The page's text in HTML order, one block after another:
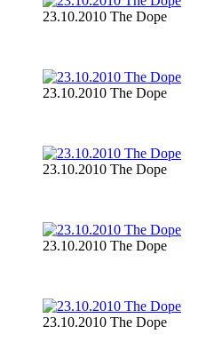
23.10.2010 The Dope
23.10.2010 The Dope
23.10.2010 The Dope
23.10.2010 The Dope
23.10.2010 The Dope